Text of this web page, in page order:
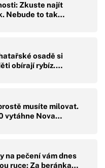
Zkuste najít
Nebude to tak…
osadě si
obírají rybíz.…
musíte milovat.
vytáhne Nova…
na pečení vám dnes
ruce: Za beránka…